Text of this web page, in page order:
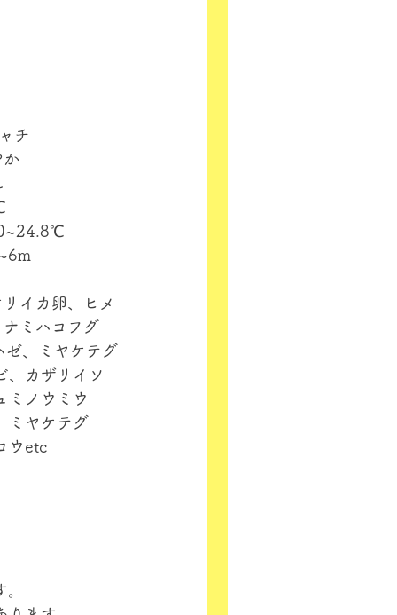
チ
か
イカ卵、ヒメ
ミハコフグ
ゼ、ミヤケテグ
、カザリイソ
ミノウミウ
ミヤケテグ
ウetc